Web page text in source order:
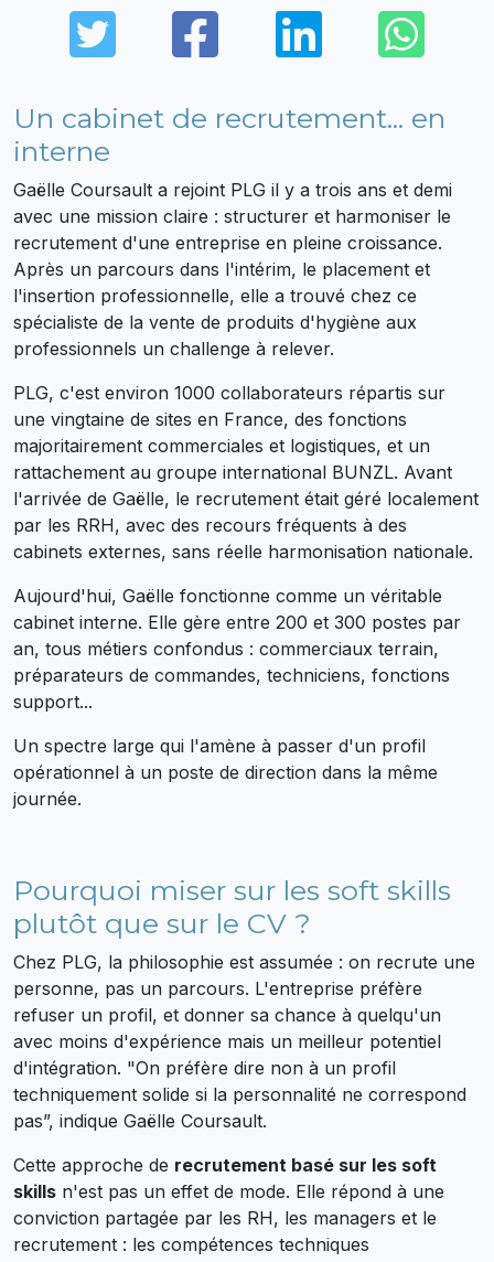
TwitterFacebook
LinkedIn
Un cabinet de recrutement... en
interne
Gaëlle Coursault a rejoint PLG il y a trois ans et demi
avec une mission claire : structurer et harmoniser le
recrutement d'une entreprise en pleine croissance.
Après un parcours dans l'intérim, le placement et
l'insertion professionnelle, elle a trouvé chez ce
spécialiste de la vente de produits d'hygiène aux
professionnels un challenge à relever.
PLG, c'est environ 1000 collaborateurs répartis sur
une vingtaine de sites en France, des fonctions
majoritairement commerciales et logistiques, et un
rattachement au groupe international BUNZL. Avant
l'arrivée de Gaëlle, le recrutement était géré localement
par les RRH, avec des recours fréquents à des
cabinets externes, sans réelle harmonisation nationale.
Aujourd'hui, Gaëlle fonctionne comme un véritable
cabinet interne. Elle gère entre 200 et 300 postes par
an, tous métiers confondus : commerciaux terrain,
préparateurs de commandes, techniciens, fonctions
support...
Un spectre large qui l'amène à passer d'un profil
opérationnel à un poste de direction dans la même
journée.
Pourquoi miser sur les soft skills
plutôt que sur le CV ?
Chez PLG, la philosophie est assumée : on recrute une
personne, pas un parcours. L'entreprise préfère
refuser un profil, et donner sa chance à quelqu'un
avec moins d'expérience mais un meilleur potentiel
d'intégration. "On préfère dire non à un profil
techniquement solide si la personnalité ne correspond
pas”, indique Gaëlle Coursault.
Cette approche de recrutement basé sur les soft
skills n'est pas un effet de mode. Elle répond à une
conviction partagée par les RH, les managers et le
recrutement : les compétences techniques